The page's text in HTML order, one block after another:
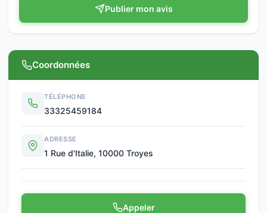
Publier mon avis
Coordonnées
TÉLÉPHONE
33325459184
ADRESSE
1 Rue d'Italie, 10000 Troyes
Appeler